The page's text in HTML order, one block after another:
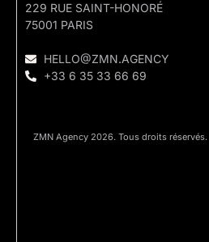
229 RUE SAINT-HONORÉ
75001 PARIS
HELLO@ZMN.AGENCY
+33 6 35 33 66 69
ZMN Agency 2026. Tous droits réservés.